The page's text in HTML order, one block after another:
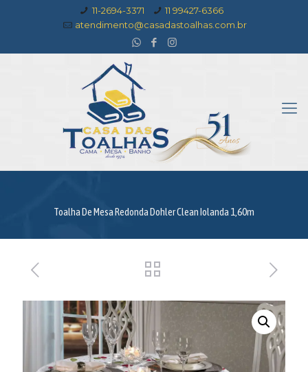
11-2694-3371
11 99427-6366
atendimento@casadastoalhas.com.br
Toalha De Mesa Redonda Dohler Clean Iolanda 1,60m